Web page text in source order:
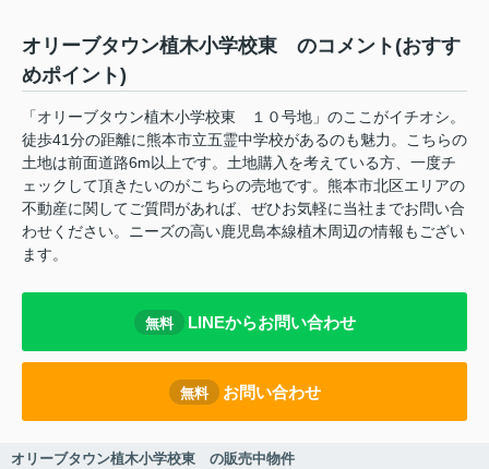
オリーブタウン植木小学校東 のコメント(おすす
めポイント)
「オリーブタウン植木小学校東 １０号地」のここがイチオシ。
徒歩41分の距離に熊本市立五霊中学校があるのも魅力。こちらの
土地は前面道路6m以上です。土地購入を考えている方、一度チ
ェックして頂きたいのがこちらの売地です。熊本市北区エリアの
不動産に関してご質問があれば、ぜひお気軽に当社までお問い合
わせください。ニーズの高い鹿児島本線植木周辺の情報もござい
ます。
無料 LINEからお問い合わせ
無料 お問い合わせ
オリーブタウン植木小学校東 の販売中物件